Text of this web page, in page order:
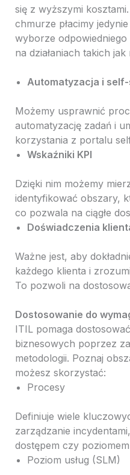
się z wyższymi
chmurze płacimy
wyborze
na działaniach takich jak
Automatyzacja i
Możemy usprawnić
automatyzację zadań i
korzystania z portalu
Wskaźniki KPI
Dzięki nim możemy
identyfikować obszary,
co pozwala na ciągłe
Doświadczenia
Ważne jest, aby
każdego klienta i
To pozwoli na
Dostosowanie do
ITIL pomaga
biznesowych poprzez
metodologii. Poznaj
możesz skorzystać:
Procesy
Definiuje wiele
zarządzanie
dostępem czy
Poziom usług (SLM)